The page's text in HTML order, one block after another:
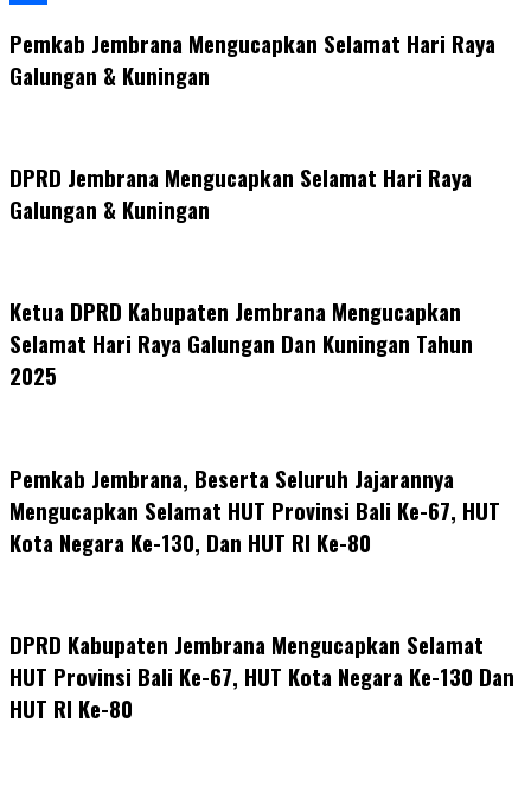
Pemkab Jembrana Mengucapkan Selamat Hari Raya
Galungan & Kuningan
DPRD Jembrana Mengucapkan Selamat Hari Raya
Galungan & Kuningan
Ketua DPRD Kabupaten Jembrana Mengucapkan
Selamat Hari Raya Galungan Dan Kuningan Tahun
2025
Pemkab Jembrana, Beserta Seluruh Jajarannya
Mengucapkan Selamat HUT Provinsi Bali Ke-67, HUT
Kota Negara Ke-130, Dan HUT RI Ke-80
DPRD Kabupaten Jembrana Mengucapkan Selamat
HUT Provinsi Bali Ke-67, HUT Kota Negara Ke-130 Dan
HUT RI Ke-80